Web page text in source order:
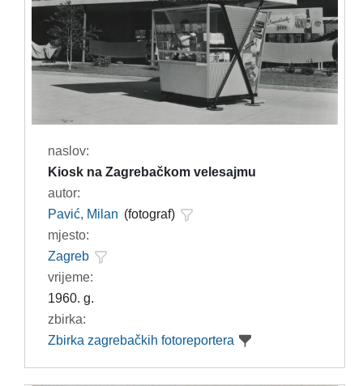
naslov:
Kiosk na Zagrebačkom velesajmu
autor:
Pavić, Milan (fotograf)
mjesto:
Zagreb
vrijeme:
1960. g.
zbirka:
Zbirka zagrebačkih fotoreportera